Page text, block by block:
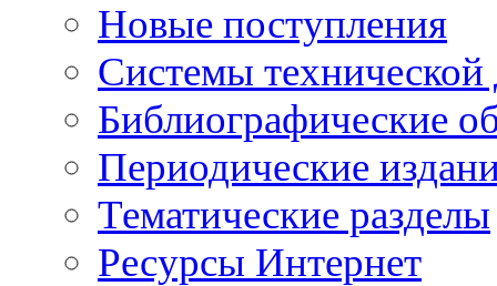
Новые поступления
Cистемы
Библиографические
Периодические
Тематические разделы
Ресурсы Интернет